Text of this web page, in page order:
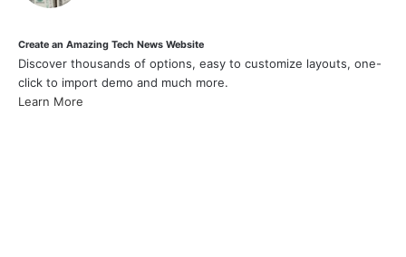
Create an Amazing Tech News Website
Discover thousands of options, easy to customize layouts, one-
click to import demo and much more.
Learn More